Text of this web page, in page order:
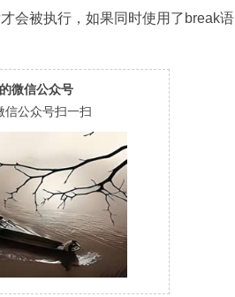
会被执行，如果同时使用了break语
微信公众号
信公众号扫一扫